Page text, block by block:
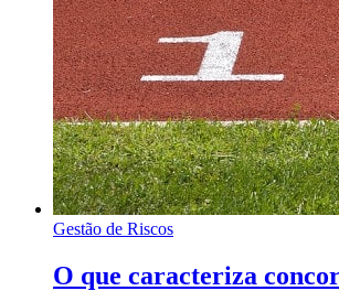
Gestão de Riscos
O que caracteriza